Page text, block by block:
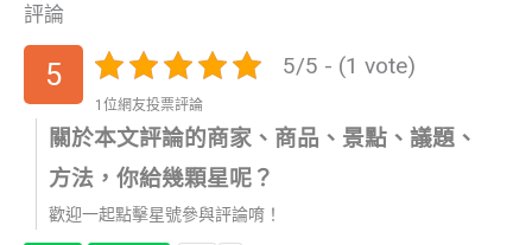
評論
5 5/5 - (1 vote)
1位網友投票評論
關於本文評論的商家、商品、景點、議題、
方法，你給幾顆星呢？
歡迎一起點擊星號參與評論唷！